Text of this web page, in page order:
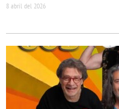
8 abril del 2026